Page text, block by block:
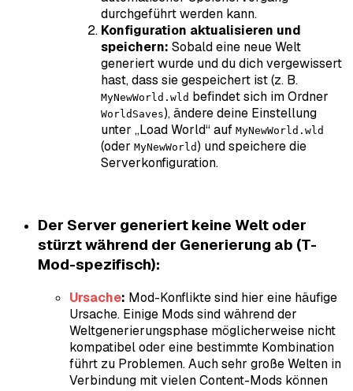
durchgeführt werden kann.
Konfiguration aktualisieren und
speichern: Sobald eine neue Welt
generiert wurde und du dich vergewissert
hast, dass sie gespeichert ist (z. B.
MyNewWorld.wld befindet sich im Ordner
WorldSaves), ändere deine Einstellung
unter „Load World“ auf MyNewWorld.wld
(oder MyNewWorld) und speichere die
Serverkonfiguration.
Der Server generiert keine Welt oder
stürzt während der Generierung ab (T-
Mod-spezifisch):
Ursache: Mod-Konflikte sind hier eine häufige
Ursache. Einige Mods sind während der
Weltgenerierungsphase möglicherweise nicht
kompatibel oder eine bestimmte Kombination
führt zu Problemen. Auch sehr große Welten in
Verbindung mit vielen Content-Mods können